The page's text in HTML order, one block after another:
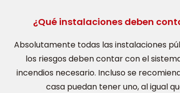
¿Qué instalaciones deben
Absolutamente todas las instalaciones
los riesgos deben contar con el
incendios necesario. Incluso se
casa puedan tener uno, al igual